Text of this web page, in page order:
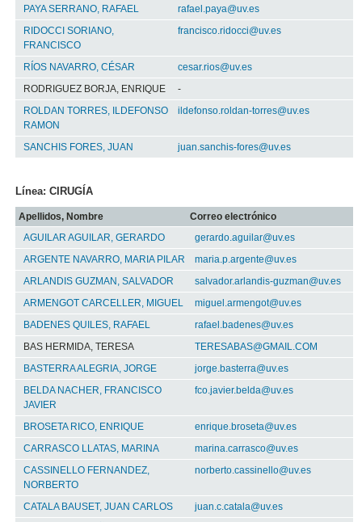
PAYA SERRANO, RAFAEL
rafael.paya@uv.es
RIDOCCI SORIANO,
FRANCISCO
francisco.ridocci@uv.es
RÍOS NAVARRO, CÉSAR
cesar.rios@uv.es
RODRIGUEZ BORJA, ENRIQUE
-
ROLDAN TORRES, ILDEFONSO
RAMON
ildefonso.roldan-torres@uv.es
SANCHIS FORES, JUAN juan.sanchis-fores@uv.es
Línea: CIRUGÍA
Apellidos, Nombre
Correo electrónico
AGUILAR AGUILAR, GERARDO
gerardo.aguilar@uv.es
ARGENTE NAVARRO, MARIA PILAR
maria.p.argente@uv.es
ARLANDIS GUZMAN, SALVADOR
salvador.arlandis-guzman@uv.es
ARMENGOT CARCELLER, MIGUEL
miguel.armengot@uv.es
BADENES QUILES, RAFAEL
rafael.badenes@uv.es
BAS HERMIDA, TERESA
TERESABAS@GMAIL.COM
BASTERRA ALEGRIA, JORGE
jorge.basterra@uv.es
BELDA NACHER, FRANCISCO
JAVIER
fco.javier.belda@uv.es
BROSETA RICO, ENRIQUE
enrique.broseta@uv.es
CARRASCO LLATAS, MARINA
marina.carrasco@uv.es
CASSINELLO FERNANDEZ,
NORBERTO
norberto.cassinello@uv.es
CATALA BAUSET, JUAN CARLOS
juan.c.catala@uv.es